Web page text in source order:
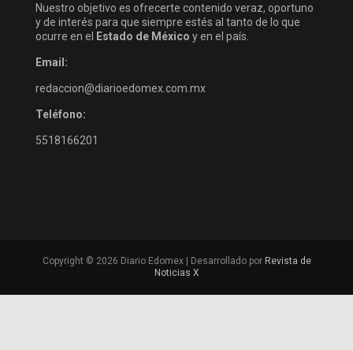
Nuestro objetivo es ofrecerte contenido veraz, oportuno
y de interés para que siempre estés al tanto de lo que
ocurre en el
Estado de México y en el país.
Email:
redaccion@diarioedomex.com.mx
Teléfono:
5518166201
Copyright © 2026 Diario Edomex | Desarrollado por Revista de
Noticias X